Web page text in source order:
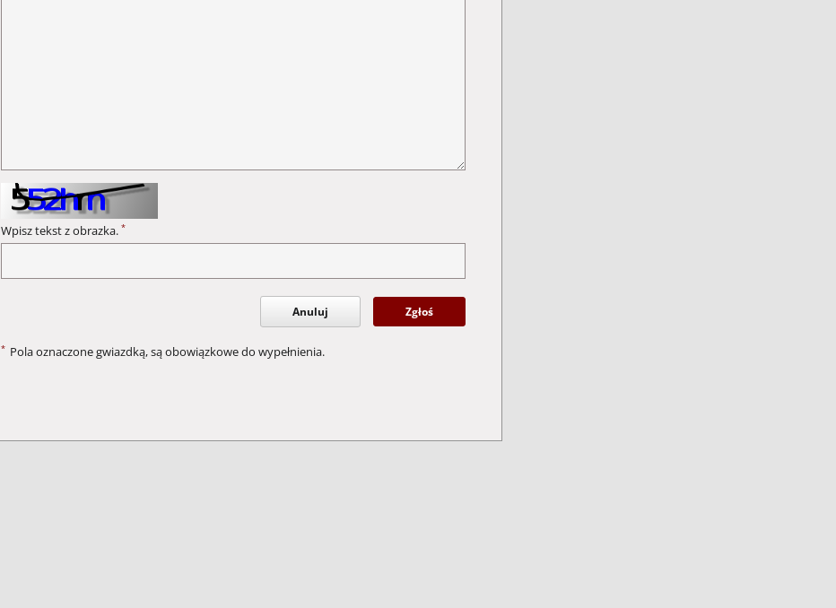
Wpisz tekst z obrazka. *
Anuluj Zgłoś
* Pola oznaczone gwiazdką, są obowiązkowe do wypełnienia.